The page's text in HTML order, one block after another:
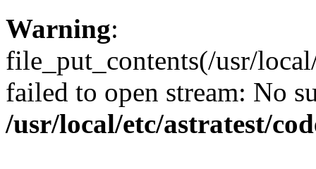
Warning:
file_put_contents(/usr/
failed to open stream: No
/usr/local/etc/astratest/